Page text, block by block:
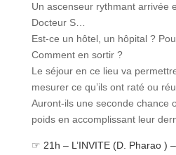
Un ascenseur rythmant arrivée
Docteur S…
Est-ce un hôtel, un hôpital ?
Comment en sortir ?
Le séjour en ce lieu va
mesurer ce qu’ils ont raté ou
Auront-ils une seconde chance
poids en accomplissant leur
☞ 21h – L’INVITE (D. Pharao )